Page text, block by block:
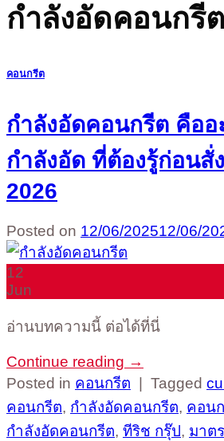
กำลังอัดคอนกรีต
คอนกรีต
กำลังอัดคอนกรีต คืออ
กำลังอัด ที่ต้องรู้ก่อนสั่
2026
Posted on 12/06/202512/06/
12
Jun
อ่านบทความนี้ ต่อได้ที่นี่
Continue reading →
Posted in คอนกรีต Tagged
คอนกรีต, กำลังอัดคอนกรีต, คอน
กำลังอัดคอนกรีต, ทีริช กรุ๊ป, มาต